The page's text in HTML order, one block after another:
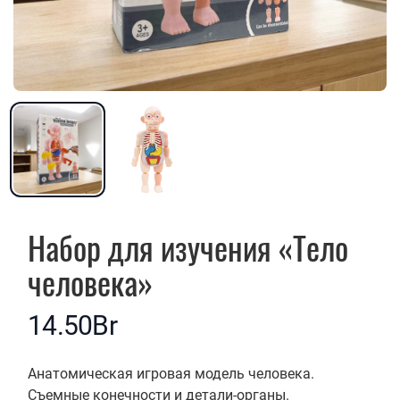
Набор для изучения «Тело
человека»
14.50Br
Описание
Анатомическая игровая модель человека.
Съемные конечности и детали-органы.